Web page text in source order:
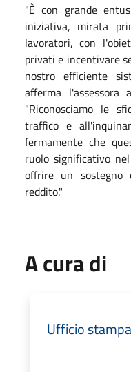
"È con grande
iniziativa, mirata
lavoratori, con
privati e incentivare
nostro efficiente
afferma l'assessora
"Riconosciamo le
traffico e
fermamente che
ruolo significativo
offrire un sostegno
reddito."
A cura di
Ufficio stampa